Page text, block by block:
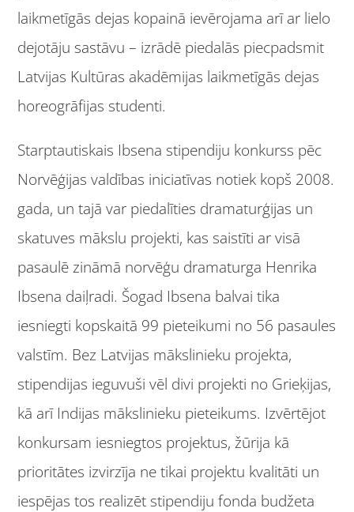
laikmetīgās dejas kopainā ievērojama arī ar lielo
dejotāju sastāvu – izrādē piedalās piecpadsmit
Latvijas Kultūras akadēmijas laikmetīgās dejas
horeogrāfijas studenti.
Starptautiskais Ibsena stipendiju konkurss pēc
Norvēģijas valdības iniciatīvas notiek kopš 2008.
gada, un tajā var piedalīties dramaturģijas un
skatuves mākslu projekti, kas saistīti ar visā
pasaulē zināmā norvēģu dramaturga Henrika
Ibsena daiļradi. Šogad Ibsena balvai tika
iesniegti kopskaitā 99 pieteikumi no 56 pasaules
valstīm. Bez Latvijas mākslinieku projekta,
stipendijas ieguvuši vēl divi projekti no Grieķijas,
kā arī Indijas mākslinieku pieteikums. Izvērtējot
konkursam iesniegtos projektus, žūrija kā
prioritātes izvirzīja ne tikai projektu kvalitāti un
iespējas tos realizēt stipendiju fonda budžeta